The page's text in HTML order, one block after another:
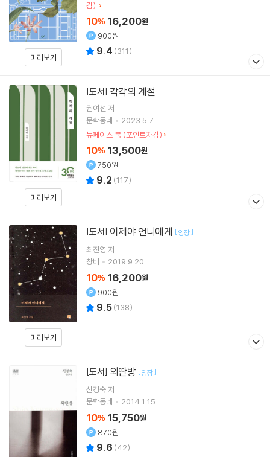
미리보기
감)
10% 16,200원
900원
9.4 (311)
미리보기
[도서] 각각의 계절
권여선 저
문학동네
2023.5.7.
뉴페이스 북 (포인트차감)
10% 13,500원
750원
9.2 (117)
미리보기
[도서] 이제야 언니에게 [양장]
최진영 저
창비
2019.9.20.
10% 16,200원
900원
9.5(138)
[도서] 외딴방 [양장]
신경숙저
문학동네
2014.1.15.
10% 15,750원
870원
9.6 (42)